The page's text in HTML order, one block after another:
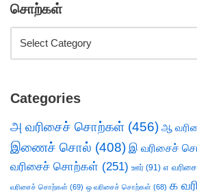
சொற்கள்
Categories
அ வரிசைச் சொற்கள் (456) ஆ
இணைச் சொல் (408) இ வரிசைச்
வரிசைச் சொற்கள் (251) ஊர் (91) எ
வரிசைச் சொற்கள் (69) ஒ வரிசைச் சொற்கள் (68) க